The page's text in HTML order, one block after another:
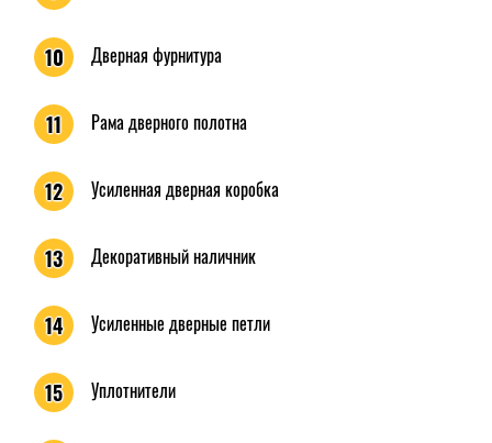
10 Дверная фурнитура
11 Рама дверного полотна
12 Усиленная дверная коробка
13 Декоративный наличник
14 Усиленные дверные петли
15 Уплотнители